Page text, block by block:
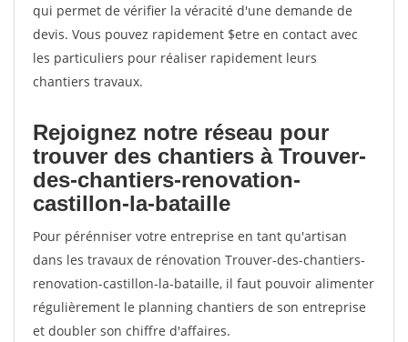
qui permet de vérifier la véracité d'une demande de
devis. Vous pouvez rapidement $etre en contact avec
les particuliers pour réaliser rapidement leurs
chantiers travaux.
Rejoignez notre réseau pour
trouver des chantiers à Trouver-
des-chantiers-renovation-
castillon-la-bataille
Pour pérénniser votre entreprise en tant qu'artisan
dans les travaux de rénovation Trouver-des-chantiers-
renovation-castillon-la-bataille, il faut pouvoir alimenter
régulièrement le planning chantiers de son entreprise
et doubler son chiffre d'affaires.